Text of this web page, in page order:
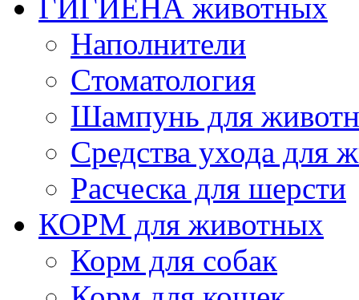
ГИГИЕНА животных
Наполнители
Cтоматология
Шампунь для
Cредства ухода для
Расческа для шерсти
КОРМ для животных
Корм для собак